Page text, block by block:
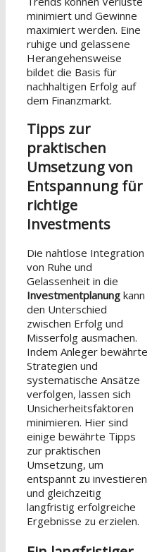
minimiert und Gewinne
maximiert werden. Eine
ruhige und gelassene
Herangehensweise
bildet die Basis für
nachhaltigen Erfolg auf
dem Finanzmarkt.
Tipps zur
praktischen
Umsetzung von
Entspannung für
richtige
Investments
Die nahtlose Integration
von Ruhe und
Gelassenheit in die
Investmentplanung kann
den Unterschied
zwischen Erfolg und
Misserfolg ausmachen.
Indem Anleger bewährte
Strategien und
systematische Ansätze
verfolgen, lassen sich
Unsicherheitsfaktoren
minimieren. Hier sind
einige bewährte Tipps
zur praktischen
Umsetzung, um
entspannt zu investieren
und gleichzeitig
langfristig erfolgreiche
Ergebnisse zu erzielen.